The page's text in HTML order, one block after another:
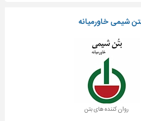
شیمی خاورمیانه
روان کننده های بتن